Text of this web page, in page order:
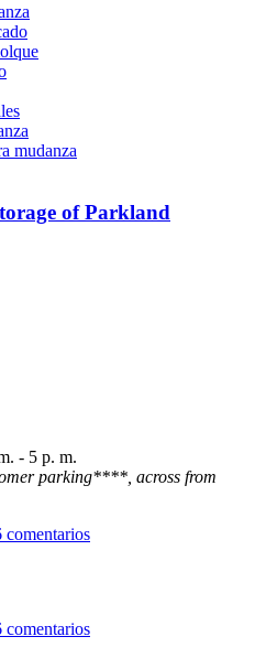
mudanza
of Parkland
- 5 p. m.
parking****, across from
comentarios
comentarios